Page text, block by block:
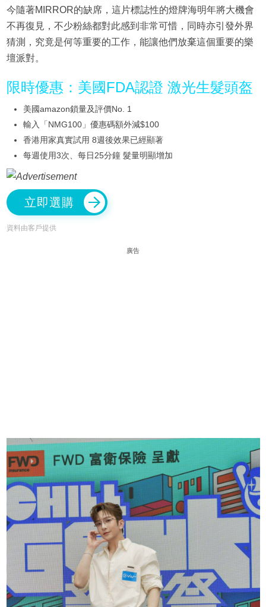
今隨著MIRROR的缺席，這片標誌性的燈牌海明年將大機會
不再復見，不少粉絲都對此感到非常可惜，同時亦引發外界
猜測，究竟是何等重要的工作，能讓他們放棄這個重要的樂
壇派對。
限時優惠：美國FDA認證 激光生髮頭盔
美國amazon鎖量及評價No. 1
輸入「NMG100」優惠碼額外減$100
香港用家真實試用 8週後效果已經顯著
每週使用3次、每日25分鐘 髮量明顯增加
立即選購
資料由客戶提供
廣告